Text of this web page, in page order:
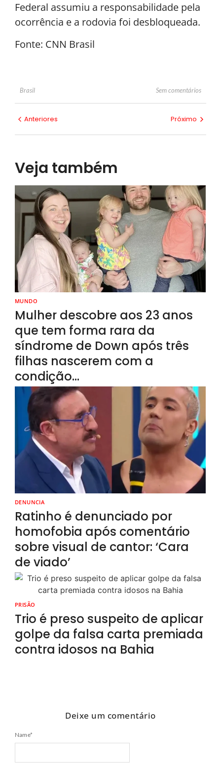
Federal assumiu a responsabilidade pela
ocorrência e a rodovia foi desbloqueada.
Fonte: CNN Brasil
Brasil Sem comentários
Anteriores Próximo
Veja também
MUNDO
Mulher descobre aos 23 anos
que tem forma rara da
síndrome de Down após três
filhas nascerem com a
condição…
DENUNCIA
Ratinho é denunciado por
homofobia após comentário
sobre visual de cantor: ‘Cara
de viado’
PRISÃO
Trio é preso suspeito de aplicar
golpe da falsa carta premiada
contra idosos na Bahia
Deixe um comentário
Name*